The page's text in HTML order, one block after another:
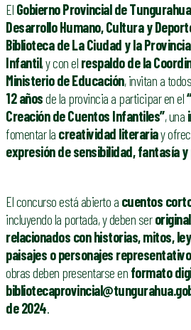
El Gobierno Provincial de Tungurahua
Desarrollo Humano, Cultura y
Biblioteca de La Ciudad y la Provincia
Infantil, y con el respaldo de la
Ministerio de Educación, invitan a
12 añosde la provincia a participar en el
Creación de Cuentos Infantiles”, una
fomentar la creatividad literariay
expresión de sensibilidad, fantasía
El concurso está abierto a cuentos
incluyendo la portada, y deben ser
relacionados con historias, mitos,
paisajes o personajes
obras deben presentarse en formato
de 2024.